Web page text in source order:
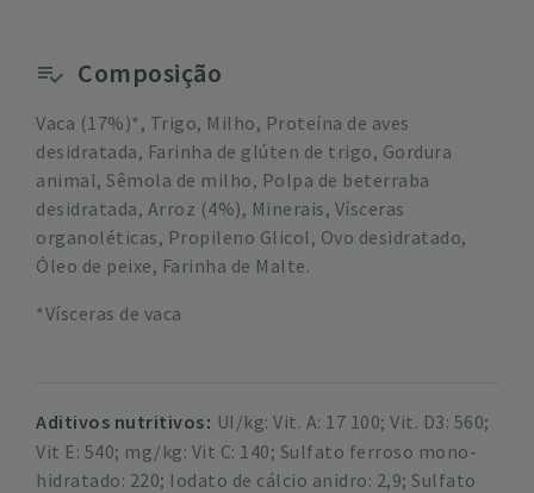
Composição
Vaca (17%)*, Trigo, Milho, Proteína de aves
desidratada, Farinha de glúten de trigo, Gordura
animal, Sêmola de milho, Polpa de beterraba
desidratada, Arroz (4%), Minerais, Vísceras
organoléticas, Propileno Glicol, Ovo desidratado,
Óleo de peixe, Farinha de Malte.
*Vísceras de vaca
Aditivos nutritivos
UI/kg: Vit. A: 17 100; Vit. D3: 560;
Vit E: 540; mg/kg: Vit C: 140; Sulfato ferroso mono-
hidratado: 220; Iodato de cálcio anidro: 2,9; Sulfato